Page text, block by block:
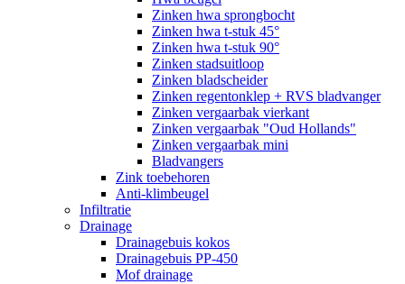
Zinken hwa sprongbocht
Zinken hwa t-stuk 45°
Zinken hwa t-stuk 90°
Zinken stadsuitloop
Zinken bladscheider
Zinken regentonklep + RVS bladvanger
Zinken vergaarbak vierkant
Zinken vergaarbak "Oud Hollands"
Zinken vergaarbak mini
Bladvangers
Zink toebehoren
Anti-klimbeugel
Infiltratie
Drainage
Drainagebuis kokos
Drainagebuis PP-450
Mof drainage